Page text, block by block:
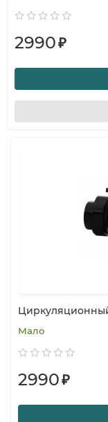
2990₽
Мало
2990₽